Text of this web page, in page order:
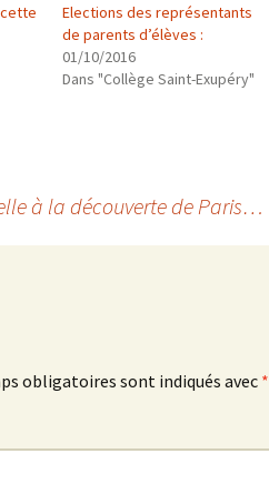
cette
Elections des représentants
de parents d’élèves :
01/10/2016
Dans "Collège Saint-Exupéry"
à la découverte de Paris…
obligatoires sont indiqués avec *